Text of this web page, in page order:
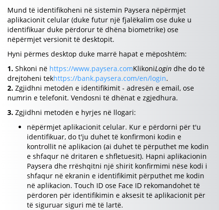
Mund të identifikoheni në sistemin Paysera nëpërmjet
aplikacionit celular (duke futur një fjalëkalim ose duke u
identifikuar duke përdorur të dhëna biometrike) ose
nëpërmjet versionit të desktopit.
Hyni përmes desktop duke marrë hapat e mëposhtëm:
1. Shkoni në https://www.paysera.comKlikoniLogin dhe do të
drejtoheni tekhttps://bank.paysera.com/en/login.
2. Zgjidhni metodën e identifikimit - adresën e email, ose
numrin e telefonit. Vendosni të dhënat e zgjedhura.
3. Zgjidhni metodën e hyrjes në llogari:
nëpërmjet aplikacionit celular. Kur e përdorni për t'u
identifikuar, do t'ju duhet të konfirmoni kodin e
kontrollit në aplikacion (ai duhet të përputhet me kodin
e shfaqur në dritaren e shfletuesit). Hapni aplikacionin
Paysera dhe rrëshqitni një shirit konfirmimi nëse kodi i
shfaqur në ekranin e identifikimit përputhet me kodin
në aplikacion. Touch ID ose Face ID rekomandohet të
përdoren për identifikimin e aksesit të aplikacionit për
të siguruar siguri më të lartë.